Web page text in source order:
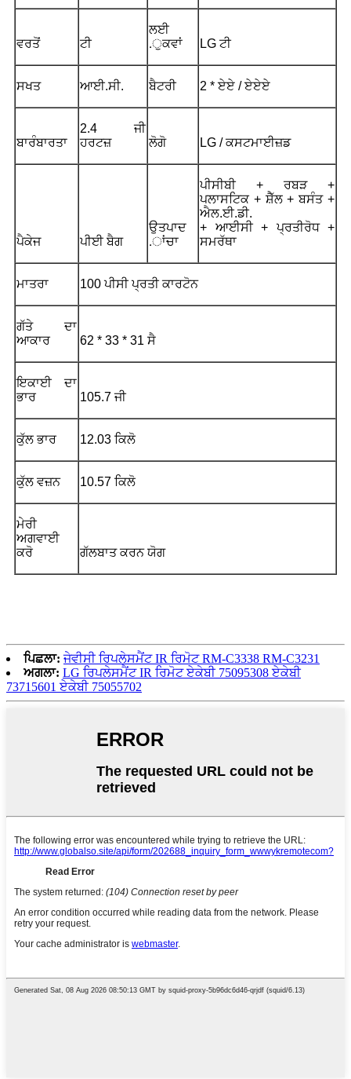
ਵਰਤੋਂ ਟੀ
ਲਈ
.ੁਕਵਾਂ
LG ਟੀ
ਸਖਤ ਆਈ.ਸੀ. ਬੈਟਰੀ 2 * ਏਏ / ਏਏਏ
ਬਾਰੰਬਾਰਤਾ
2.4 ਜੀ
ਹਰਟਜ਼
ਲੋਗੋ LG / ਕਸਟਮਾਈਜ਼ਡ
ਪੈਕੇਜ ਪੀਈ ਬੈਗ
ਉਤਪਾਦ
.ਾਂਚਾ
ਪੀਸੀਬੀ + ਰਬੜ +
ਪਲਾਸਟਿਕ + ਸ਼ੈੱਲ + ਬਸੰਤ +
ਐਲ.ਈ.ਡੀ.
+ ਆਈਸੀ + ਪ੍ਰਤੀਰੋਧ +
ਸਮਰੱਥਾ
ਮਾਤਰਾ 100 ਪੀਸੀ ਪ੍ਰਤੀ ਕਾਰਟੋਨ
ਗੱਤੇ ਦਾ
ਆਕਾਰ
62 * 33 * 31 ਸੈ
ਇਕਾਈ ਦਾ
ਭਾਰ
105.7 ਜੀ
ਕੁੱਲ ਭਾਰ 12.03 ਕਿਲੋ
ਕੁੱਲ ਵਜ਼ਨ 10.57 ਕਿਲੋ
ਮੇਰੀ
ਅਗਵਾਈ
ਕਰੋ
ਗੱਲਬਾਤ ਕਰਨ ਯੋਗ
ਪਿਛਲਾ: ਜੇਵੀਸੀ ਰਿਪਲੇਸਮੈਂਟ IR ਰਿਮੋਟ RM-C3338 RM-C3231
ਅਗਲਾ: LG ਰਿਪਲੇਸਮੈਂਟ IR ਰਿਮੋਟ ਏਕੇਬੀ 75095308 ਏਕੇਬੀ
73715601 ਏਕੇਬੀ 75055702